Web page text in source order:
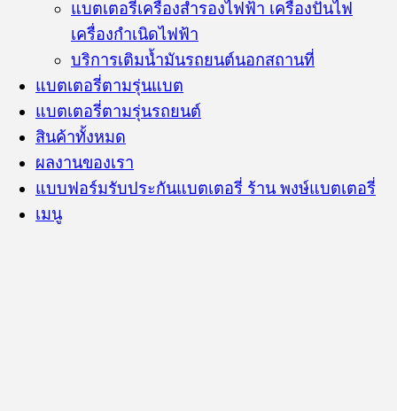
แบตเตอรี่เครื่องสำรองไฟฟ้า เครื่องปั่นไฟ
เครื่องกำเนิดไฟฟ้า
บริการเติมน้ำมันรถยนต์นอกสถานที่
แบตเตอรี่ตามรุ่นแบต
แบตเตอรี่ตามรุ่นรถยนต์
สินค้าทั้งหมด
ผลงานของเรา
แบบฟอร์มรับประกันแบตเตอรี่ ร้าน พงษ์แบตเตอรี่
เมนู